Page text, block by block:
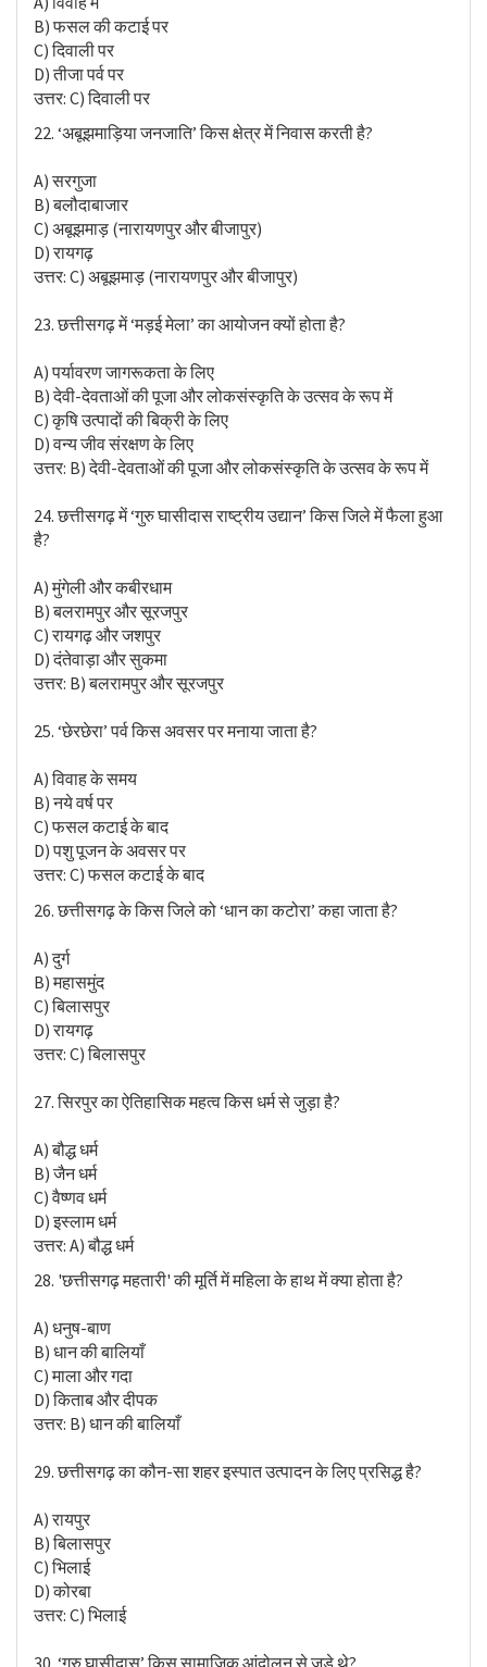
B) फसल की कटाई पर
C) दिवाली पर
D) तीजा पर्व पर
उत्तर: C) दिवाली पर
22. ‘अबूझमाड़िया जनजाति’ किस क्षेत्र में निवास करती है?
A) सरगुजा
B) बलौदाबाजार
C) अबूझमाड़ (नारायणपुर और बीजापुर)
D) रायगढ़
उत्तर: C) अबूझमाड़ (नारायणपुर और बीजापुर)
23. छत्तीसगढ़ में ‘मड़ई मेला’ का आयोजन क्यों होता है?
A) पर्यावरण जागरूकता के लिए
B) देवी-देवताओं की पूजा और लोकसंस्कृति के उत्सव के रूप में
C) कृषि उत्पादों की बिक्री के लिए
D) वन्य जीव संरक्षण के लिए
उत्तर: B) देवी-देवताओं की पूजा और लोकसंस्कृति के उत्सव के रूप में
24. छत्तीसगढ़ में ‘गुरु घासीदास राष्ट्रीय उद्यान’ किस जिले में फैला हुआ
है?
A) मुंगेली और कबीरधाम
B) बलरामपुर और सूरजपुर
C) रायगढ़ और जशपुर
D) दंतेवाड़ा और सुकमा
उत्तर: B) बलरामपुर और सूरजपुर
25. ‘छेरछेरा’ पर्व किस अवसर पर मनाया जाता है?
A) विवाह के समय
B) नये वर्ष पर
C) फसल कटाई के बाद
D) पशु पूजन के अवसर पर
उत्तर: C) फसल कटाई के बाद
26. छत्तीसगढ़ के किस जिले को ‘धान का कटोरा’ कहा जाता है?
A) दुर्ग
B) महासमुंद
C) बिलासपुर
D) रायगढ़
उत्तर: C) बिलासपुर
27. सिरपुर का ऐतिहासिक महत्व किस धर्म से जुड़ा है?
A) बौद्ध धर्म
B) जैन धर्म
C) वैष्णव धर्म
D) इस्लाम धर्म
उत्तर: A) बौद्ध धर्म
28. 'छत्तीसगढ़ महतारी' की मूर्ति में महिला के हाथ में क्या होता है?
A) धनुष-बाण
B) धान की बालियाँ
C) माला और गदा
D) किताब और दीपक
उत्तर: B) धान की बालियाँ
29. छत्तीसगढ़ का कौन-सा शहर इस्पात उत्पादन के लिए प्रसिद्ध है?
A) रायपुर
B) बिलासपुर
C) भिलाई
D) कोरबा
उत्तर: C) भिलाई
30. ‘गुरु घासीदास’ किस सामाजिक आंदोलन से जुड़े थे?